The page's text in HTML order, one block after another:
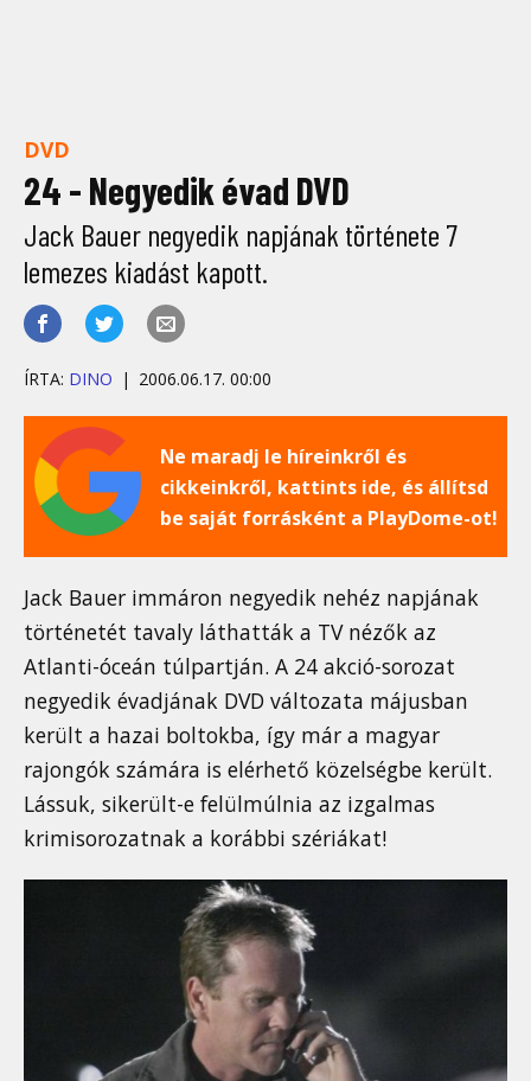
DVD
24 - Negyedik évad DVD
Jack Bauer negyedik napjának története 7
lemezes kiadást kapott.
ÍRTA: DINO 2006.06.17. 00:00
Ne maradj le híreinkről és
cikkeinkről, kattints ide, és állítsd
be saját forrásként a PlayDome-ot!
Jack Bauer immáron negyedik nehéz napjának
történetét tavaly láthatták a TV nézők az
Atlanti-óceán túlpartján. A 24 akció-sorozat
negyedik évadjának DVD változata májusban
került a hazai boltokba, így már a magyar
rajongók számára is elérhető közelségbe került.
Lássuk, sikerült-e felülmúlnia az izgalmas
krimisorozatnak a korábbi szériákat!